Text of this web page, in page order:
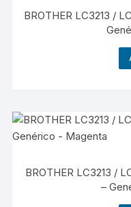
BROTHER LC3213 /
BROTHER LC3213 /
–